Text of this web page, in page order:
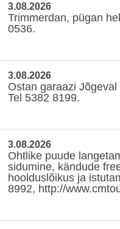
3.08.2026
Trimmerdan, pügan
0536.
3.08.2026
Ostan garaazi
Tel 5382 8199.
3.08.2026
Ohtlike puude
sidumine, kändude
hoolduslõikus ja
8992, http://